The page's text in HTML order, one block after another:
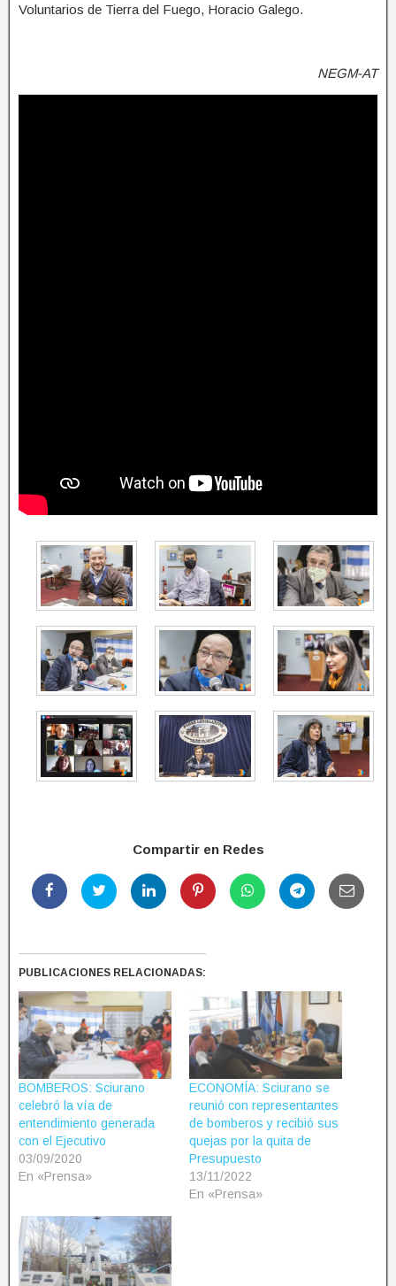
Voluntarios de Tierra del Fuego, Horacio Galego.
NEGM-AT
Compartir en Redes
PUBLICACIONES RELACIONADAS:
BOMBEROS: Sciurano
celebró la vía de
entendimiento generada
con el Ejecutivo
03/09/2020
En «Prensa»
ECONOMÍA: Sciurano se
reunió con representantes
de bomberos y recibió sus
quejas por la quita de
Presupuesto
13/11/2022
En «Prensa»